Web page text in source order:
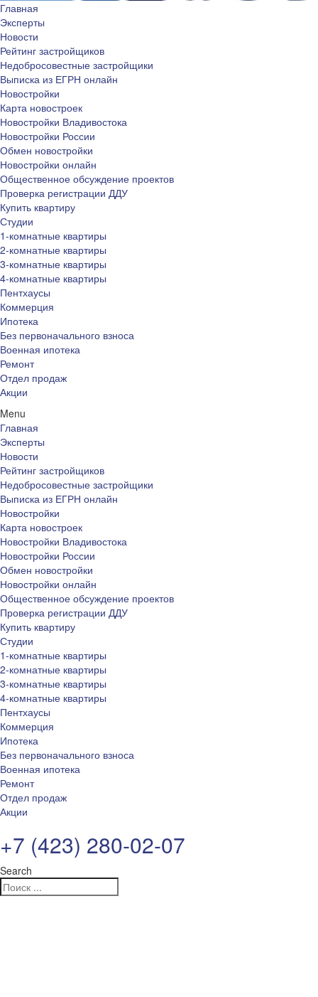
Главная
Эксперты
Новости
Рейтинг застройщиков
Недобросовестные застройщики
Выписка из ЕГРН онлайн
Новостройки
Карта новостроек
Новостройки Владивостока
Новостройки России
Обмен новостройки
Новостройки онлайн
Общественное обсуждение проектов
Проверка регистрации ДДУ
Купить квартиру
Студии
1-комнатные квартиры
2-комнатные квартиры
3-комнатные квартиры
4-комнатные квартиры
Пентхаусы
Коммерция
Ипотека
Без первоначального взноса
Военная ипотека
Ремонт
Отдел продаж
Акции
Menu
Главная
Эксперты
Новости
Рейтинг застройщиков
Недобросовестные застройщики
Выписка из ЕГРН онлайн
Новостройки
Карта новостроек
Новостройки Владивостока
Новостройки России
Обмен новостройки
Новостройки онлайн
Общественное обсуждение проектов
Проверка регистрации ДДУ
Купить квартиру
Студии
1-комнатные квартиры
2-комнатные квартиры
3-комнатные квартиры
4-комнатные квартиры
Пентхаусы
Коммерция
Ипотека
Без первоначального взноса
Военная ипотека
Ремонт
Отдел продаж
Акции
+7 (423) 280-02-07
Search